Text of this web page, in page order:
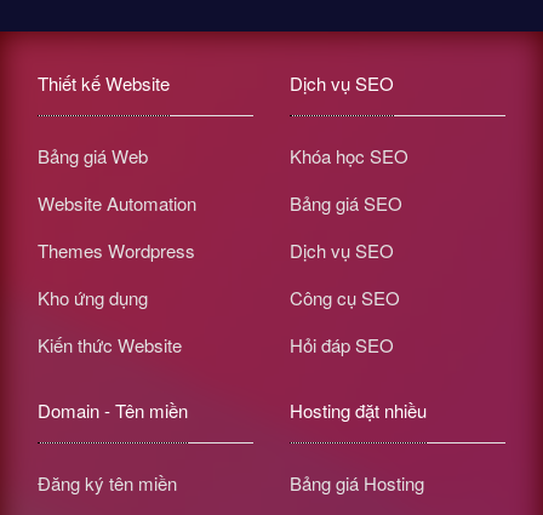
Thiết kế Website
Bảng giá Web
Website Automation
Themes Wordpress
Kho ứng dụng
Kiến thức Website
Dịch vụ SEO
Khóa học SEO
Bảng giá SEO
Dịch vụ SEO
Công cụ SEO
Hỏi đáp SEO
Domain - Tên miền
Đăng ký tên miền
Hosting đặt nhiều
Bảng giá Hosting